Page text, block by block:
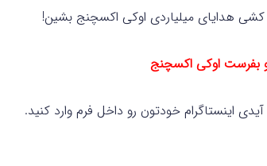
کشی هدایای میلیاردی اوکی اکسچنج بشین!
بفرست اوکی اکسچنج
اینستاگرام خودتون رو داخل فرم وارد کنید.